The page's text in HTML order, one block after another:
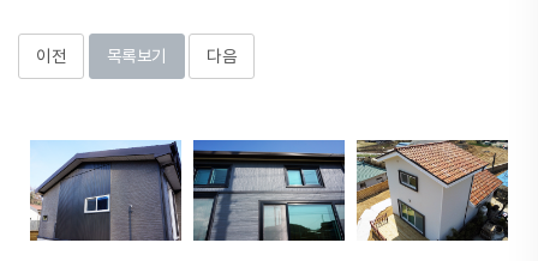
이전 목록보기 다음